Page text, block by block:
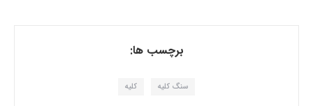
برچسب ها:
سنگ کلیه کلیه